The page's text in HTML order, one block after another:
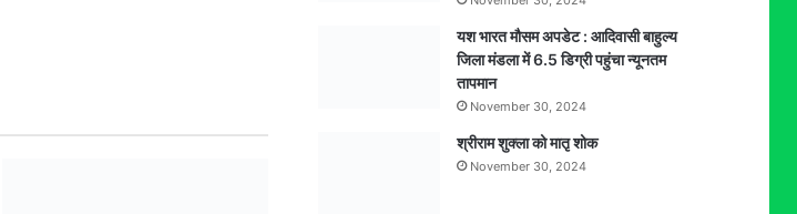
यश भारत मौसम अपडेट : आदिवासी बाहुल्य
जिला मंडला में 6.5 डिग्री पहुंचा न्यूनतम
तापमान
November 30, 2024
श्रीराम शुक्ला को मातृ शोक
November 30, 2024